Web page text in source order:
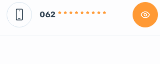
062 * * * * * * * * *